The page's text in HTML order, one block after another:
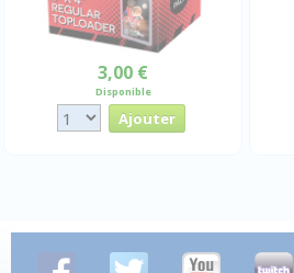
3,00 €
Disponible